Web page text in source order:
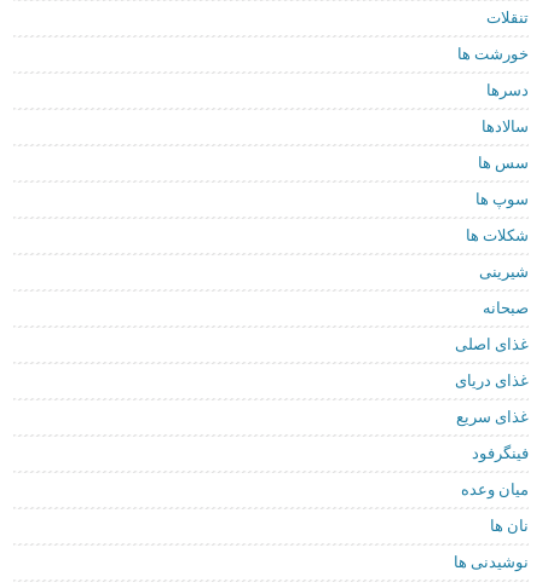
تنقلات
خورشت ها
دسرها
سالادها
سس ها
سوپ ها
شکلات ها
شیرینی
صبحانه
غذای اصلی
غذای دریای
غذای سریع
فینگرفود
میان وعده
نان ها
نوشیدنی ها